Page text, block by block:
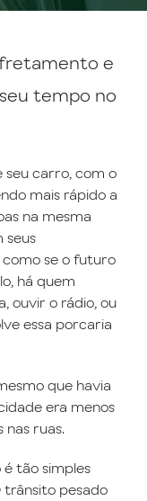
e
tempo no
seu carro, com o
mais rápido a
na mesma
seus
como se o futuro
há quem
ouvir o rádio, ou
essa porcaria
que havia
era menos
nas ruas.
tão simples
trânsito pesado